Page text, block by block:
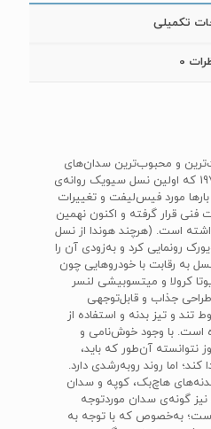
تکمیلی
0
و محبوب‌ترین سدان‌های
کوچک جهان است. از سال 1972 که اولین نسل سیویک روانه‌ی
مورد فیس‌لیفت و تغییرات
قرار گرفته و اکنون نهمین
است. (هرچند هوندا از نسل
رونمایی کرد و به‌زودی آن را
به رقابت با خودروهایی چون
کرولا و میتسوبیشی لنسر
جذاب و قابل‌توجهی
تند و تیز بدنه و استفاده از
است. با وجود خوش‌نامی و
نتوانسته آن‌طور که باید،
کند؛ اما روند روبه‌رشدی دارد.
بدنه‌های هاچ‌بک، کوپه و سدان
گونه‌ی سدان موردتوجه
است؛ به‌خصوص که با توجه به